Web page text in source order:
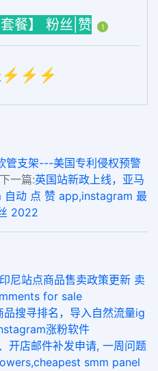
餐】 粉丝|赞 1
⚡️⚡️⚡️
管支架---美国专利侵权预警
下一篇:英国站新政上线，亚马
自动 点 赞 app,instagram 最
2022
尼站点商品售卖政策更新 卖
for sale
搜寻排名，导入自然流量ig
涨粉软件
开店邮件补发申请, 一周问题
smm panel